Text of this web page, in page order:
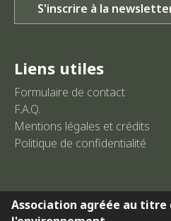
Liens utiles
Formulaire de contact
F.A.Q.
Mentions légales et crédits
Politique de confidentialité
Association agréée au